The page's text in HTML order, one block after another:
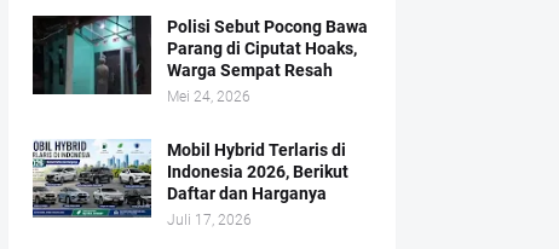
Polisi Sebut Pocong Bawa
Parang di Ciputat Hoaks,
Warga Sempat Resah
Mei 24, 2026
Mobil Hybrid Terlaris di
Indonesia 2026, Berikut
Daftar dan Harganya
Juli 17, 2026